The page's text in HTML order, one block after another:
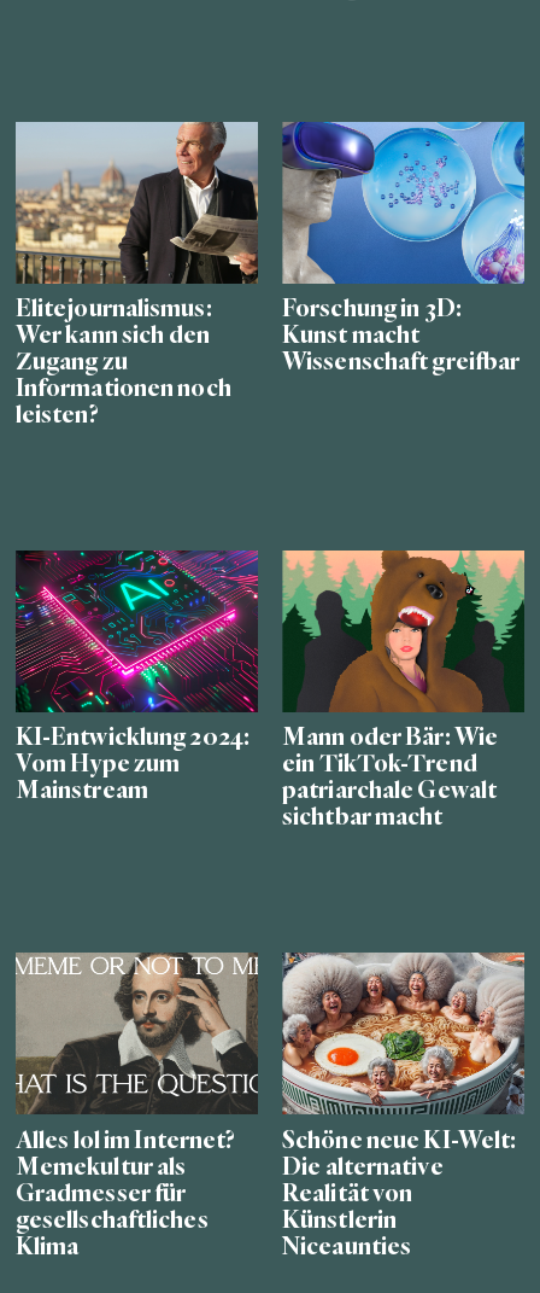
Elitejournalismus:
Wer kann sich den
Zugang zu
Informationen noch
leisten?
Forschung in 3D:
Kunst macht
Wissenschaft greifbar
KI-Entwicklung 2024:
Vom Hype zum
Mainstream
Mann oder Bär: Wie
ein TikTok-Trend
patriarchale Gewalt
sichtbar macht
Alles lol im Internet?
Memekultur als
Gradmesser für
gesellschaftliches
Klima
Schöne neue KI-Welt:
Die alternative
Realität von
Künstlerin
Niceaunties